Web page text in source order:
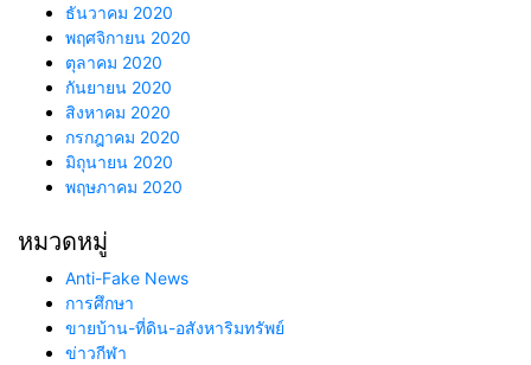
ธันวาคม 2020
พฤศจิกายน 2020
ตุลาคม 2020
กันยายน 2020
สิงหาคม 2020
กรกฎาคม 2020
มิถุนายน 2020
พฤษภาคม 2020
หมวดหมู่
Anti-Fake News
การศึกษา
ขายบ้าน-ที่ดิน-อสังหาริมทรัพย์
ข่าวกีฬา